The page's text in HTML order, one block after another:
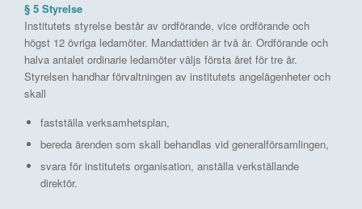
§ 5 Styrelse
Institutets styrelse består av ordförande, vice ordförande och
högst 12 övriga ledamöter. Mandattiden är två år. Ordförande och
halva antalet ordinarie ledamöter väljs första året för tre år.
Styrelsen handhar förvaltningen av institutets angelägenheter och
skall
fastställa verksamhetsplan,
bereda ärenden som skall behandlas vid generalförsamlingen,
svara för institutets organisation, anställa verkställande
direktör.